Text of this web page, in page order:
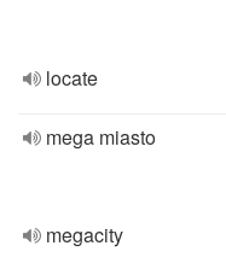
locate
mega miasto
megacity